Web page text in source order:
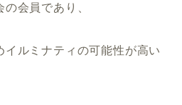
会員であり、
イルミナティの可能性が高い